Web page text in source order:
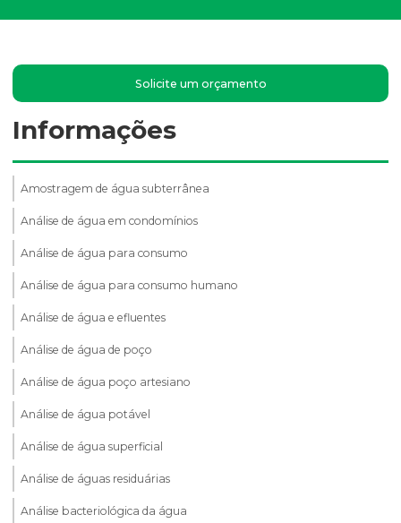
Solicite um orçamento
Informações
Amostragem de água subterrânea
Análise de água em condomínios
Análise de água para consumo
Análise de água para consumo humano
Análise de água e efluentes
Análise de água de poço
Análise de água poço artesiano
Análise de água potável
Análise de água superficial
Análise de águas residuárias
Análise bacteriológica da água